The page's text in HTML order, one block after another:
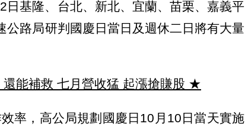
日基隆、台北、新北、宜蘭、苗栗、嘉義平
公路局研判國慶日當日及週休二日將有大量
能補救 七月營收猛 起漲搶賺股 ★
率，高公局規劃國慶日10月10日當天實施